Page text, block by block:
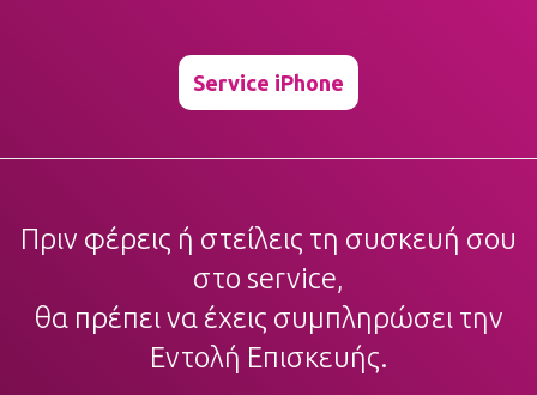
Service iPhone
Πριν φέρεις ή στείλεις τη συσκευή σου
στο service,
θα πρέπει να έχεις συμπληρώσει την
Εντολή Επισκευής.